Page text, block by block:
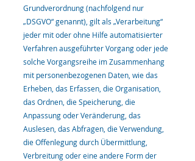
Grundverordnung (nachfolgend nur
„DSGVO“ genannt), gilt als „Verarbeitung“
jeder mit oder ohne Hilfe automatisierter
Verfahren ausgeführter Vorgang oder jede
solche Vorgangsreihe im Zusammenhang
mit personenbezogenen Daten, wie das
Erheben, das Erfassen, die Organisation,
das Ordnen, die Speicherung, die
Anpassung oder Veränderung, das
Auslesen, das Abfragen, die Verwendung,
die Offenlegung durch Übermittlung,
Verbreitung oder eine andere Form der